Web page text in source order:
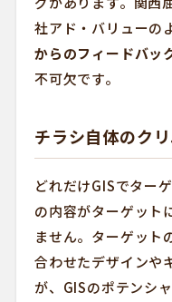
社アド・バリューの
からのフィードバッ
不可欠です。
チラシ自体のク
どれだけGISでター
の内容がターゲット
ません。ターゲット
合わせたデザインや
が、GISのポテンシ